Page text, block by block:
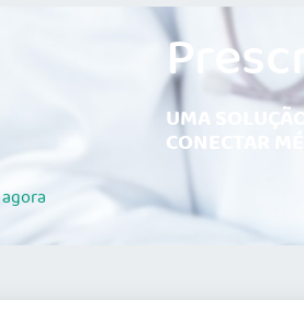
agora
UMA
CONECTAR